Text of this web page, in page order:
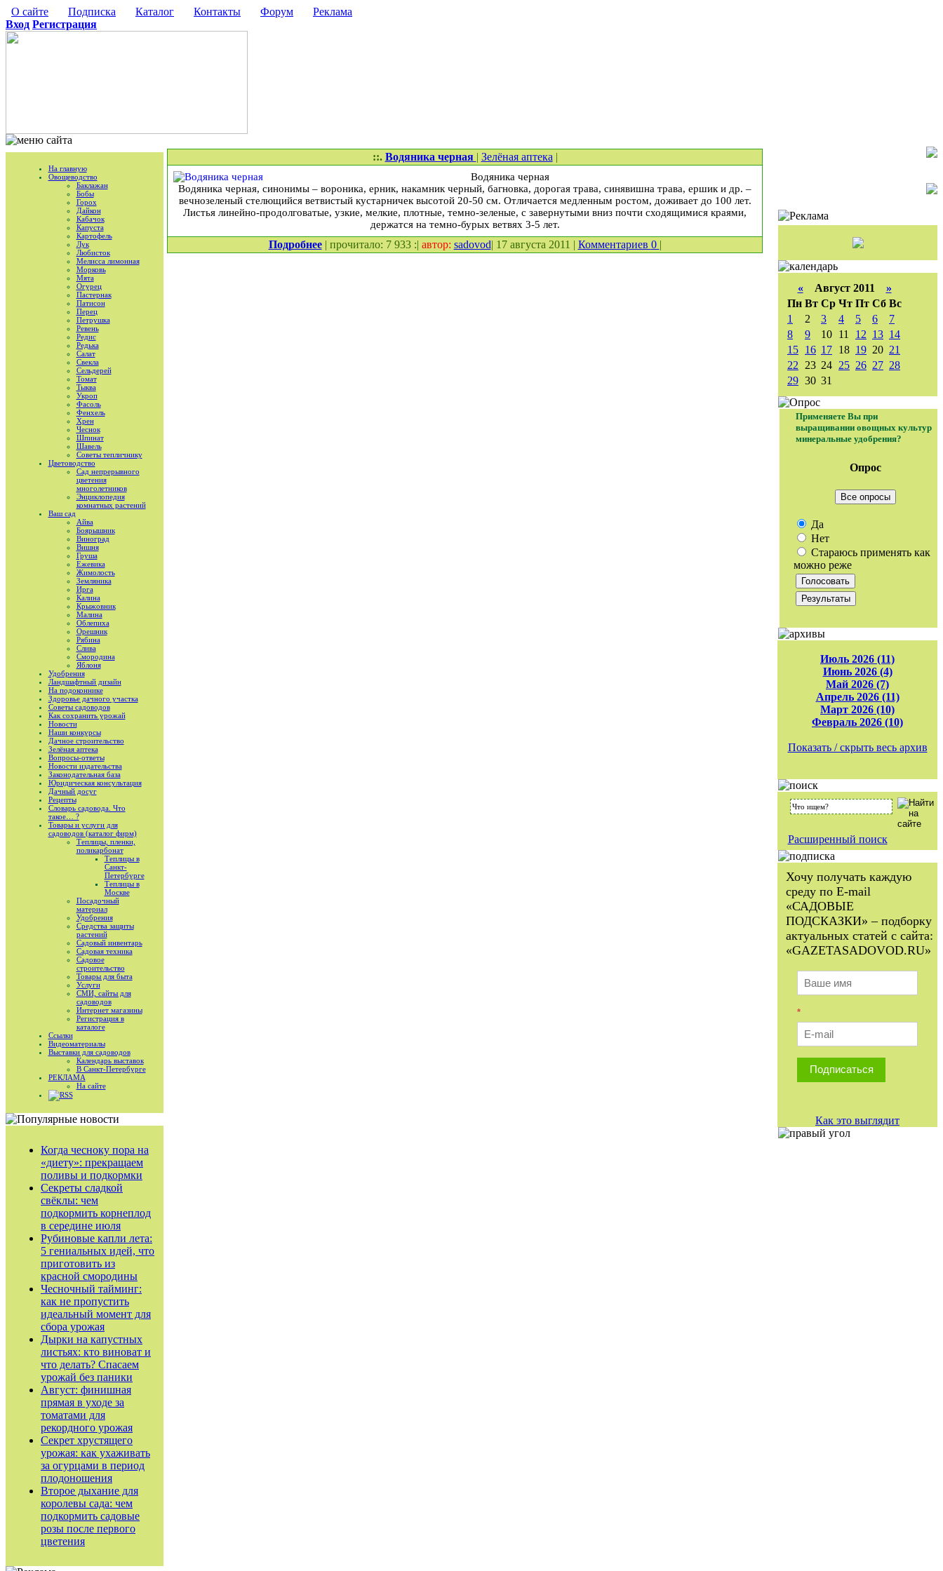
О сайте Подписка Каталог Контакты Форум
Реклама
Вход Регистрация
На главную
Овощеводство
Баклажан
Бобы
Горох
Дайкон
Кабачок
Капуста
Картофель
Лук
Любисток
Мелисса лимонная
Морковь
Мята
Огурец
Пастернак
Патисон
Перец
Петрушка
Ревень
Редис
Редька
Салат
Свекла
Сельдерей
Томат
Тыква
Укроп
Фасоль
Фенхель
Хрен
Чеснок
Шпинат
Шавель
Советы тепличнику
Цветоводство
Сад непрерывного
цветения
многолетников
Энциклопедия
комнатных растений
Ваш сад
Айва
Боярышник
Виноград
Вишня
Груша
Ежевика
Жимолость
Земляника
Ирга
Калина
Крыжовник
Малина
Облепиха
Орешник
Рябина
Слива
Смородина
Яблоня
Удобрения
Ландшафтный дизайн
На подоконнике
Здоровье дачного участка
Советы садоводов
Как сохранить урожай
Новости
Наши конкурсы
Дачное строительство
Зелёная аптека
Вопросы-ответы
Новости издательства
Законодательная база
Юридическая консультация
Дачный досуг
Рецепты
Словарь садовода. Что
такое… ?
Товары и услуги для
садоводов (каталог фирм)
Теплицы, пленки,
поликарбонат
Теплицы в
Санкт-
Петербурге
Теплицы в
Москве
Посадочный
материал
Удобрения
Средства защиты
растений
Садовый инвентарь
Садовая техника
Садовое
строительство
Товары для быта
Услуги
СМИ, сайты для
садоводов
Интернет магазины
Регистрация в
каталоге
Ссылки
Видеоматериалы
Выставки для садоводов
Календарь выставок
В Санкт-Петербурге
РЕКЛАМА
На сайте
RSS
Когда чесноку пора на
«диету»: прекращаем
поливы и подкормки
Секреты сладкой
свёклы: чем
подкормить корнеплод
в середине июля
Рубиновые капли лета:
5 гениальных идей, что
приготовить из
красной смородины
Чесночный тайминг:
как не пропустить
идеальный момент для
сбора урожая
Дырки на капустных
листьях: кто виноват и
что делать? Спасаем
урожай без паники
Август: финишная
прямая в уходе за
томатами для
рекордного урожая
Секрет хрустящего
урожая: как ухаживать
за огурцами в период
плодоношения
Второе дыхание для
королевы сада: чем
подкормить садовые
розы после первого
цветения
::. Водяника черная | Зелёная аптека |
Водяника черная
Водяника черная, синонимы – вороника, ерник, накамник черный, багновка, дорогая трава, синявишна трава, ершик и др. –
вечнозеленый стелющийся ветвистый кустарничек высотой 20-50 см. Отличается медленным ростом, доживает до 100 лет.
Листья линейно-продолговатые, узкие, мелкие, плотные, темно-зеленые, с завернутыми вниз почти сходящимися краями,
держатся на темно-бурых ветвях 3-5 лет.
Подробнее| прочитало: 7 933 :| автор: sadovod| 17 августа 2011 | Комментариев 0 |
«Август 2011 »
Пн Вт Ср Чт Пт Сб Вс
1
2 3 4 5 6
7
8
9 10 11 12 13 14
15 16 17 18 19 20 21
22
23 24 25 26 27 28
29 30 31
Применяете Вы при
выращивании овощных культур
минеральные удобрения?
Опрос
Все опросы
Да
Нет
Стараюсь применять как
можно реже
Июль 2026 (11)
Июнь 2026 (4)
Май 2026 (7)
Апрель 2026 (11)
Март 2026 (10)
Февраль 2026 (10)
Показать / скрыть весь архив
Расширенный поиск
Хочу получать каждую
среду по E-mail
«САДОВЫЕ
ПОДСКАЗКИ» – подборку
актуальных статей с сайта:
«GAZETASADOVOD.RU»
*
Подписаться
Как это выглядит